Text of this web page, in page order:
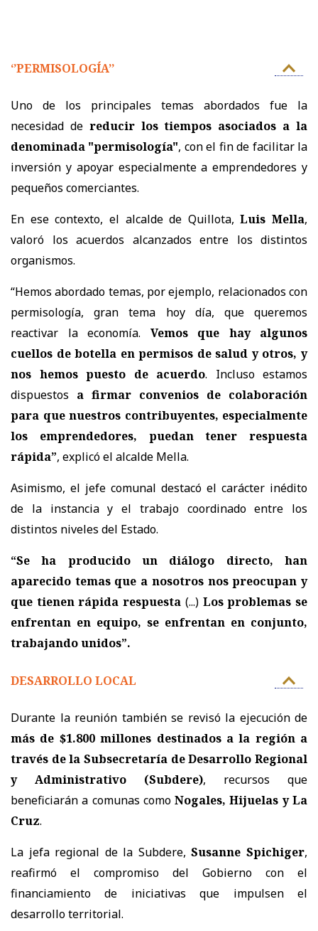
‘’PERMISOLOGÍA’’
Uno de los principales temas abordados fue la
necesidad de reducir los tiempos asociados a la
denominada "permisología", con el fin de facilitar la
inversión y apoyar especialmente a emprendedores y
pequeños comerciantes.
En ese contexto, el alcalde de Quillota,Luis Mella,
valoró los acuerdos alcanzados entre los distintos
organismos.
“Hemos abordado temas, por ejemplo, relacionados con
permisología, gran tema hoy día, que queremos
reactivar la economía. Vemos que hay algunos
cuellos de botella en permisos de salud y otros, y
nos hemos puesto de acuerdo. Incluso estamos
dispuestos a firmar convenios de colaboración
para que nuestros contribuyentes, especialmente
los emprendedores, puedan tener respuesta
rápida”, explicó el alcalde Mella.
Asimismo, el jefe comunal destacó el carácter inédito
de la instancia y el trabajo coordinado entre los
distintos niveles del Estado.
“Se ha producido un diálogo directo, han
aparecido temas que a nosotros nos preocupan y
que tienen rápida respuesta (...) Los problemas se
enfrentan en equipo, se enfrentan en conjunto,
trabajando unidos”.
DESARROLLO LOCAL
Durante la reunión también se revisó la ejecución de
más de $1.800 millones destinados a la región a
través de la Subsecretaría de Desarrollo Regional
y Administrativo (Subdere), recursos que
beneficiarán a comunas comoNogales, Hijuelas y La
Cruz.
La jefa regional de la Subdere,Susanne Spichiger,
reafirmó el compromiso del Gobierno con el
financiamiento de iniciativas que impulsen el
desarrollo territorial.